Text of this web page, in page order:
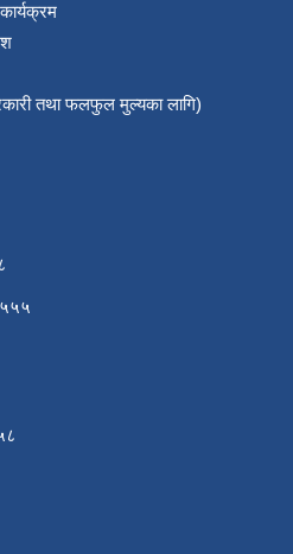
तथा फलफुल मुल्यका लागि)